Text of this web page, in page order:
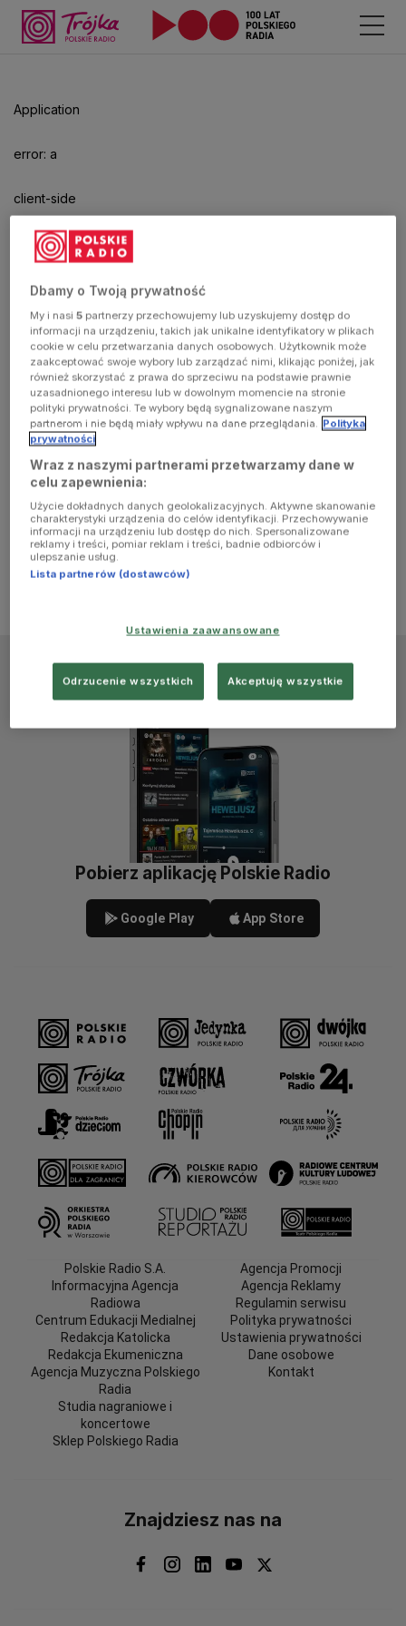
Application
error: a
client-side
exception
has
occurred
(see the
browser
console for
more
information)
aby
odtwarzać.
Pobierz aplikację Polskie Radio
Google Play App Store
Polskie Radio S.A.
Informacyjna Agencja
Radiowa
Centrum Edukacji Medialnej
Redakcja Katolicka
Redakcja Ekumeniczna
Agencja Muzyczna Polskiego
Radia
Studia nagraniowe i
koncertowe
Sklep Polskiego Radia
Agencja Promocji
Agencja Reklamy
Regulamin serwisu
Polityka prywatności
Ustawienia prywatności
Dane osobowe
Kontakt
Znajdziesz nas na
Dbamy o Twoją prywatność
My i nasi5 partnerzy przechowujemy lub uzyskujemy dostęp do
informacji na urządzeniu, takich jak unikalne identyfikatory w plikach
cookie w celu przetwarzania danych osobowych. Użytkownik może
zaakceptować swoje wybory lub zarządzać nimi, klikając poniżej, jak
również skorzystać z prawa do sprzeciwu na podstawie prawnie
uzasadnionego interesu lub w dowolnym momencie na stronie
polityki prywatności. Te wybory będą sygnalizowane naszym
partnerom i nie będą miały wpływu na dane przeglądania. Polityka
prywatności
Wraz z naszymi partnerami przetwarzamy dane w
celu zapewnienia:
Użycie dokładnych danych geolokalizacyjnych. Aktywne skanowanie
charakterystyki urządzenia do celów identyfikacji. Przechowywanie
informacji na urządzeniu lub dostęp do nich. Spersonalizowane
reklamy i treści, pomiar reklam i treści, badnie odbiorców i
ulepszanie usług.
Lista partnerów (dostawców)
Ustawienia zaawansowane
Odrzucenie wszystkich Akceptuję wszystkie